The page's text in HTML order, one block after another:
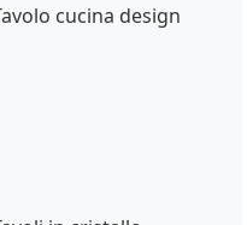
cucina design